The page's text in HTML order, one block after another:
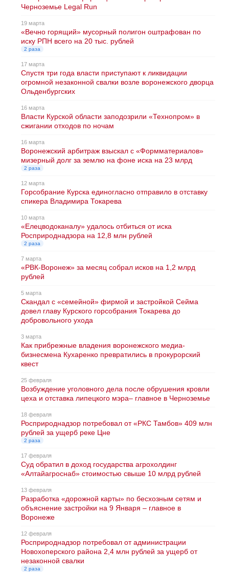
Черноземье Legal Run
19 марта
«Вечно горящий» мусорный полигон оштрафован по
иску РПН всего на 20 тыс. рублей
2 раза
17 марта
Спустя три года власти приступают к ликвидации
огромной незаконной свалки возле воронежского дворца
Ольденбургских
16 марта
Власти Курской области заподозрили «Технопром» в
сжигании отходов по ночам
16 марта
Воронежский арбитраж взыскал с «Формматериалов»
мизерный долг за землю на фоне иска на 23 млрд
2 раза
12 марта
Горсобрание Курска единогласно отправило в отставку
спикера Владимира Токарева
10 марта
«Елецводоканалу» удалось отбиться от иска
Росприроднадзора на 12,8 млн рублей
2 раза
7 марта
«РВК-Воронеж» за месяц собрал исков на 1,2 млрд
рублей
5 марта
Скандал с «семейной» фирмой и застройкой Сейма
довел главу Курского горсобрания Токарева до
добровольного ухода
3 марта
Как прибрежные владения воронежского медиа-
бизнесмена Кухаренко превратились в прокурорский
квест
25 февраля
Возбуждение уголовного дела после обрушения кровли
цеха и отставка липецкого мэра– главное в Черноземье
18 февраля
Росприроднадзор потребовал от «РКС Тамбов» 409 млн
рублей за ущерб реке Цне
2 раза
17 февраля
Суд обратил в доход государства агрохолдинг
«Алтайагроснаб» стоимостью свыше 10 млрд рублей
13 февраля
Разработка «дорожной карты» по бесхозным сетям и
объяснение застройки на 9 Января – главное в
Воронеже
12 февраля
Росприроднадзор потребовал от администрации
Новохоперского района 2,4 млн рублей за ущерб от
незаконной свалки
2 раза